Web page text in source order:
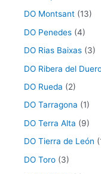
DO Montsant (13)
DO Penedes (4)
DO Rias Baixas (3)
DO Ribera del
DO Rueda (2)
DO Tarragona (1)
DO Terra Alta (9)
DO Tierra de León
DO Toro (3)